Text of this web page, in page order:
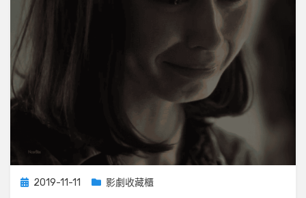
Posted
2019-11-11 影劇收藏櫃